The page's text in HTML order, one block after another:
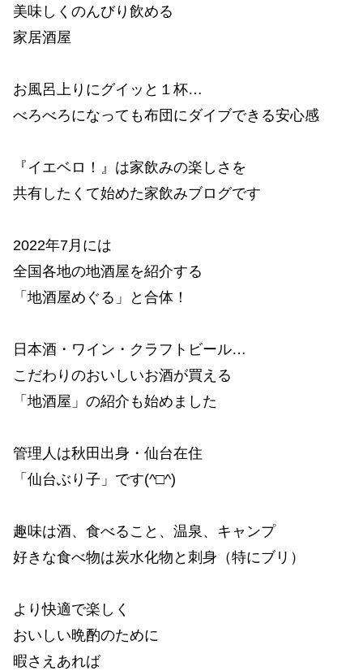
美味しくのんびり飲める
家居酒屋
お風呂上りにグイッと１杯…
べろべろになっても布団にダイブできる安心感
『イエベロ！』は家飲みの楽しさを
共有したくて始めた家飲みブログです
2022年7月には
全国各地の地酒屋を紹介する
「地酒屋めぐる」と合体！
日本酒・ワイン・クラフトビール…
こだわりのおいしいお酒が買える
「地酒屋」の紹介も始めました
管理人は秋田出身・仙台在住
「仙台ぶり子」です(^□^)
趣味は酒、食べること、温泉、キャンプ
好きな食べ物は炭水化物と刺身（特にブリ）
より快適で楽しく
おいしい晩酌のために
暇さえあれば